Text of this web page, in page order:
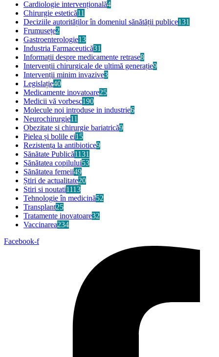
Cardiologie intervențională4
Chirurgie estetică11
Deciziile autorităților în domeniul sănătății publice131
Frumusețe2
Gastroenterologie13
Industria Farmaceutică31
Informații despre medicamente retrase8
Intervenții chirurgicale de ultimă generație9
Intervenții minim invazive3
Legislație40
Medicamente inovatoare25
Medicii vă vorbesc190
Molecule noi introduse in industrie6
Neurochirurgie11
Obezitate si chirurgie bariatrică9
Pielea și bolile ei15
Rezistența la antibiotice9
Sănătate Publică1131
Sănătatea copilului53
Sănătatea femeii49
Știri de actualitate20
Stiri si noutati1113
Tehnologie în medicină52
Transplant25
Tratamente inovatoare32
Vaccinarea234
Facebook-f